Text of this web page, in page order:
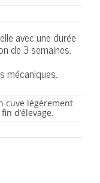
avec une durée
de 3 semaines.
mécaniques.
cuve légèrement
d’élevage.